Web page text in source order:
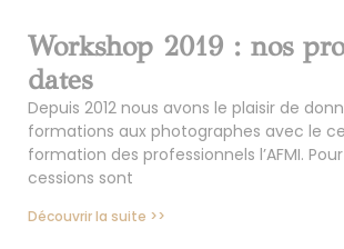
Workshop 2019 : nos
dates
Depuis 2012 nous avons le plaisir de
formations aux photographes avec le
formation des professionnels l’AFMI.
cessions sont
Découvrir la suite >>